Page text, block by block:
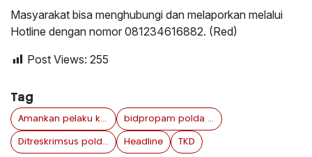
Masyarakat bisa menghubungi dan melaporkan melalui
Hotline dengan nomor 081234616882. (Red)
Post Views: 255
Tag
Amankan pelaku kriminal saat lebaran bidpropam polda jawa timur
Ditreskrimsus polda jawa timur Headline TKD